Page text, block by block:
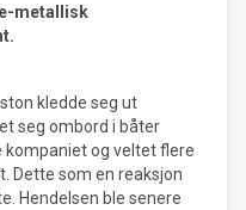
metallisk
kledde seg ut
seg ombord i båter
og veltet flere
Dette som en reaksjon
Hendelsen ble senere